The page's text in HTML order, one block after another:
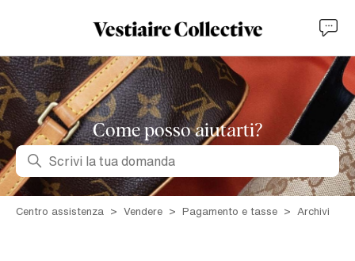
Come posso aiutarti?
Ricerca
Centro assistenza Vendere Pagamento e tasse Archivi